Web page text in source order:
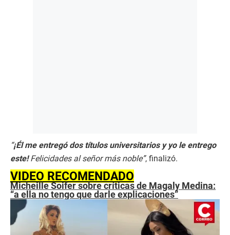
“¡Él me entregó dos títulos universitarios y yo le entrego
este!Felicidades al señor más noble”, finalizó.
VIDEO RECOMENDADO
Micheille Soifer sobre críticas de Magaly Medina:
“a ella no tengo que darle explicaciones”